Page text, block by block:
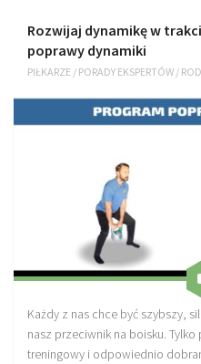
Rozwijaj dynamikę w
poprawy dynamiki
PIŁKARZE / PORADY EKSPERTÓW /
Każdy z nas chce być szybszy,
nasz przeciwnik na boisku.
treningowy i odpowiednio